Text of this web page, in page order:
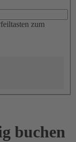
zum
buchen